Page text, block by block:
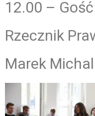
12.00 –
Rzecznik
Marek